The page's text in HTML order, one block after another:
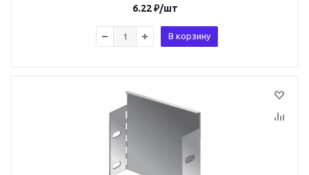
6.22₽/шт
В корзину